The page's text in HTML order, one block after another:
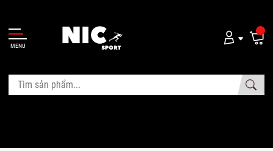
MENU